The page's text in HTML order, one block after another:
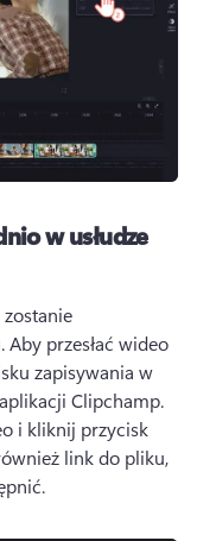
w usłudze
Aby przesłać wideo
zapisywania w
i kliknij przycisk
link do pliku,